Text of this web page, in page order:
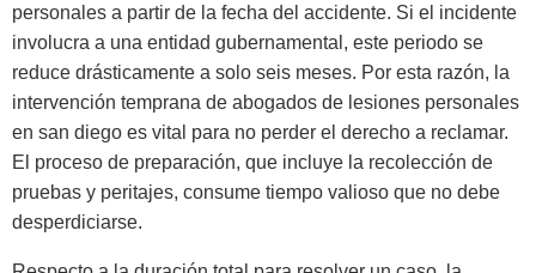
personales a partir de la fecha del accidente. Si el incidente
involucra a una entidad gubernamental, este periodo se
reduce drásticamente a solo seis meses. Por esta razón, la
intervención temprana de abogados de lesiones personales
en san diego es vital para no perder el derecho a reclamar.
El proceso de preparación, que incluye la recolección de
pruebas y peritajes, consume tiempo valioso que no debe
desperdiciarse.